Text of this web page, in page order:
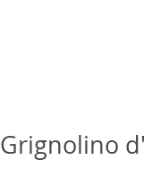
Grignolino